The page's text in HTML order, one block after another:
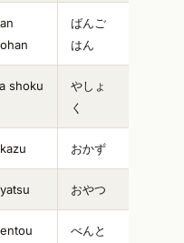
ばんご
はん
shoku
やしょ
く
おかず
おやつ
べんと